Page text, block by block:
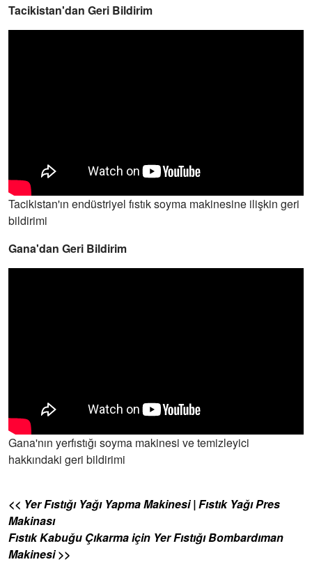
Tacikistan'dan Geri Bildirim
Tacikistan'ın endüstriyel fıstık soyma makinesine ilişkin geri
bildirimi
Gana'dan Geri Bildirim
Gana'nın yerfıstığı soyma makinesi ve temizleyici
hakkındaki geri bildirimi
<< Yer Fıstığı Yağı Yapma Makinesi | Fıstık Yağı Pres
Makinası
Fıstık Kabuğu Çıkarma için Yer Fıstığı Bombardıman
Makinesi >>